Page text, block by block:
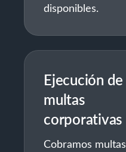
disponibles.
Ejecución de
multas
corporativas
Cobramos multas